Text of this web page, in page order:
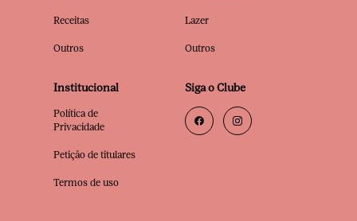
Receitas
Outros
Lazer
Outros
Institucional
Política de
Privacidade
Petição de titulares
Termos de uso
Siga o Clube